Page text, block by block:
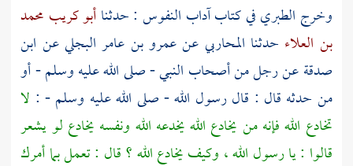
وخرج الطبريفي كتاب آداب النفوس : حدثناأبو كريب محمد
بن العلاء حدثنا المحاربي عنعمرو بن عامر البجليعن ابن
صدقةعن رجل من أصحاب النبي - صلى الله عليه وسلم - أو
من حدثه قال : قال رسول الله - صلى الله عليه وسلم - : لا
تخادع الله فإنه من يخادع الله يخدعه الله ونفسه يخادع لو يشعر
قالوا : يا رسول الله ، وكيف يخادع الله ؟ قال : تعمل بما أمرك